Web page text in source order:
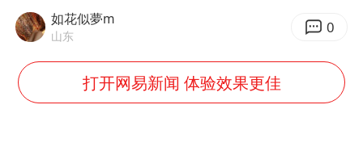
方桃子代言广告视频已下架
辽宁省深化扫黑除恶专项斗争
如花似夢m
山东 0
打开网易新闻 体验效果更佳